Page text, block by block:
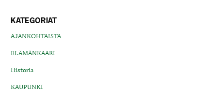
KATEGORIAT
AJANKOHTAISTA
ELÄMÄNKAARI
Historia
KAUPUNKI